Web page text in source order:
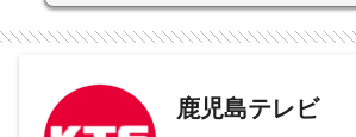
鹿児島テレビ